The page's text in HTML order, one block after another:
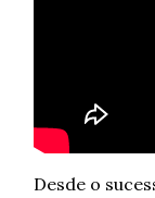
Desde o